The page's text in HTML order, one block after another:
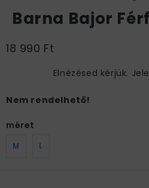
Barna Bajor
18 990 Ft
Elnézésed kérjük.
Nem rendelhető!
méret
M L